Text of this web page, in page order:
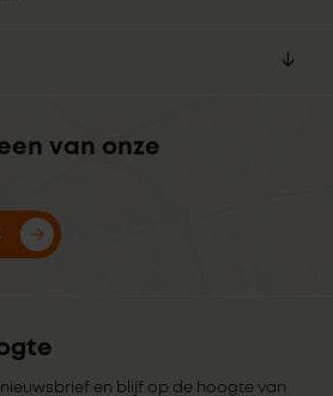
van onze
en blijf op de hoogte van